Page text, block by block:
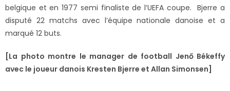
belgique et en 1977 semi finaliste de l’UEFA coupe. Bjerre a
disputé 22 matchs avec l’équipe nationale danoise et a
marqué 12 buts.
[La photo montre le manager de football Jenő Békeffy
avec le joueur danois Kresten Bjerre et Allan Simonsen]